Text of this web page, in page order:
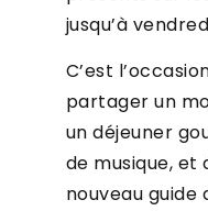
jusqu’à
C’est
partager un
un déjeuner
de musique, et
nouveau guide